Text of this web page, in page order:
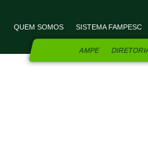
QUEM SOMOS SISTEMA FAMPESC
AMPE